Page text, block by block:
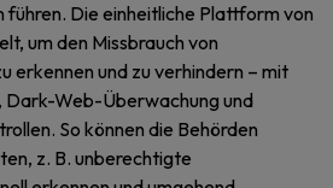
Die einheitliche Plattform von
um den Missbrauch von
erkennen und zu verhindern – mit
Dark-Web-Überwachung und
So können die Behörden
z. B. unberechtigte